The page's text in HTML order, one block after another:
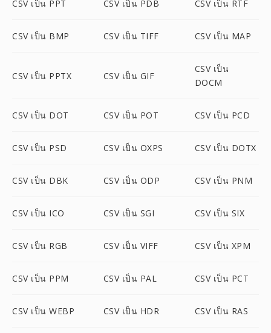
CSV เป็น PPT CSV เป็น PDB CSV เป็น RTF
CSV เป็น BMP CSV เป็น TIFF CSV เป็น MAP
CSV เป็น PPTX CSV เป็น GIF
CSV เป็น
DOCM
CSV เป็น DOT CSV เป็น POT CSV เป็น PCD
CSV เป็น PSD CSV เป็น OXPS CSV เป็น DOTX
CSV เป็น DBK CSV เป็น ODP CSV เป็น PNM
CSV เป็น ICO CSV เป็น SGI CSV เป็น SIX
CSV เป็น RGB CSV เป็น VIFF CSV เป็น XPM
CSV เป็น PPM CSV เป็น PAL CSV เป็น PCT
CSV เป็น WEBP CSV เป็น HDR CSV เป็น RAS